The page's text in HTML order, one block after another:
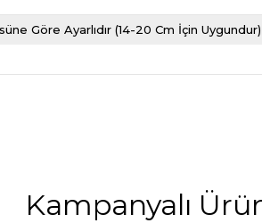
Göre Ayarlıdır (14-20 Cm İçin Uygundur)
Kampanyalı